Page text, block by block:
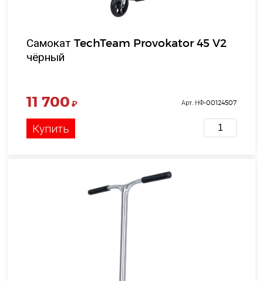
Самокат TechTeam Provokator 45 V2
чёрный
11 700 ₽ Арт. НФ-00124507
Купить